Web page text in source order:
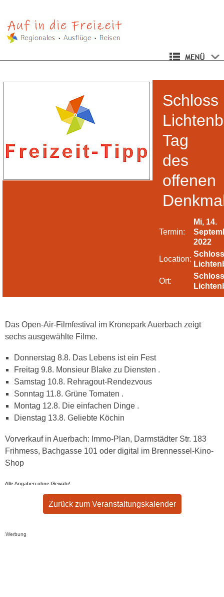
Schloss
Tag
des
offenen
Termin:
Mi, 14.
2022
Location:
Schloss
Ort:
Schloss
Das Open-Air-Filmfestival im Kronepark Auerbach zeigt
sechs ausgewählte Filme.
Donnerstag 8.8. Das Lebens ist ein Fest
Freitag 9.8. Monsieur Blake zu Diensten .
Samstag 10.8. Rehragout-Rendezvous
Sonntag 11.8. Grüne Tomaten .
Montag 12.8. Die einfachen Dinge .
Dienstag 13.8. Geliebte Köchin
Vorverkauf in Auerbach: Immo-Plan, Darmstädter Str. 183
Frihmess, Bachgasse 101 oder digital im Brennessel-Kino-
Shop
Alle Angaben ohne Gewähr!
Zurück zum Veranstaltungskalender
Werbung